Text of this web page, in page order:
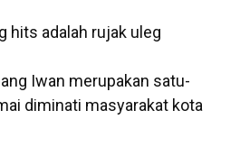
hits adalah rujak uleg
Iwan merupakan satu-
diminati masyarakat kota